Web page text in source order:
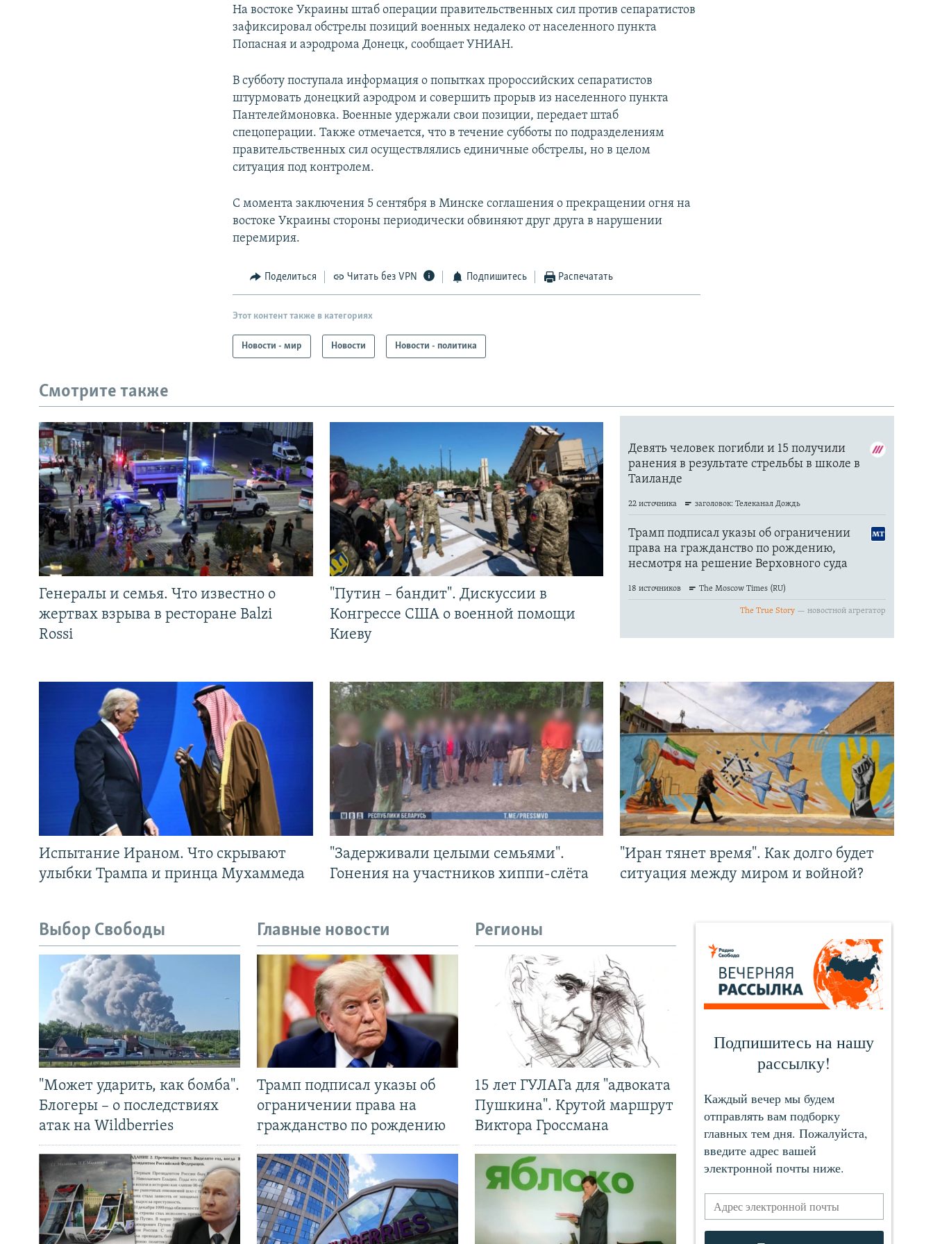
На востоке Украины штаб операции правительственных сил против сепаратистов
зафиксировал обстрелы позиций военных недалеко от населенного пункта
Попасная и аэродрома Донецк, сообщает УНИАН.
В субботу поступала информация о попытках пророссийских сепаратистов
штурмовать донецкий аэродром и совершить прорыв из населенного пункта
Пантелеймоновка. Военные удержали свои позиции, передает штаб
спецоперации. Также отмечается, что в течение субботы по подразделениям
правительственных сил осуществлялись единичные обстрелы, но в целом
ситуация под контролем.
С момента заключения 5 сентября в Минске соглашения о прекращении огня на
востоке Украины стороны периодически обвиняют друг друга в нарушении
перемирия.
Поделиться Читать без VPN Подпишитесь Распечатать
Этот контент также в категориях
Новости - мир Новости Новости - политика
Смотрите также
Генералы и семья. Что известно о
жертвах взрыва в ресторане Balzi
Rossi
"Путин – бандит". Дискуссии в
Конгрессе США о военной помощи
Киеву
Испытание Ираном. Что скрывают
улыбки Трампа и принца Мухаммеда
"Задерживали целыми семьями".
Гонения на участников хиппи-слёта
"Иран тянет время". Как долго будет
ситуация между миром и войной?
Выбор Свободы
"Может ударить, как бомба".
Блогеры – о последствиях
атак на Wildberries
Главные новости
Трамп подписал указы об
ограничении права на
гражданство по рождению
Регионы
15 лет ГУЛАГа для "адвоката
Пушкина". Крутой маршрут
Виктора Гроссмана